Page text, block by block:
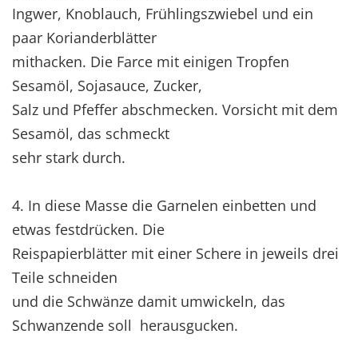
Ingwer, Knoblauch, Frühlingszwiebel und ein
paar Korianderblätter
mithacken. Die Farce mit einigen Tropfen
Sesamöl, Sojasauce, Zucker,
Salz und Pfeffer abschmecken. Vorsicht mit dem
Sesamöl, das schmeckt
sehr stark durch.
4. In diese Masse die Garnelen einbetten und
etwas festdrücken. Die
Reispapierblätter mit einer Schere in jeweils drei
Teile schneiden
und die Schwänze damit umwickeln, das
Schwanzende soll herausgucken.